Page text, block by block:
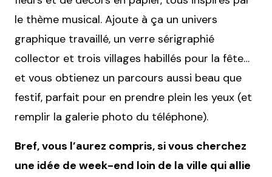
le thème musical. Ajoute à ça un univers
graphique travaillé, un verre sérigraphié
collector et trois villages habillés pour la fête…
et vous obtienez un parcours aussi beau que
festif, parfait pour en prendre plein les yeux (et
remplir la galerie photo du téléphone).
Bref, vous l’aurez compris, si vous cherchez
une idée de week-end loin de la ville qui allie